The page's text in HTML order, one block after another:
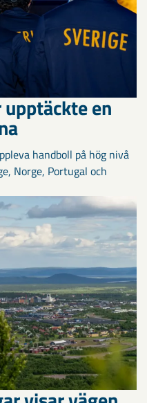
en
handboll på hög nivå
Norge, Portugal och